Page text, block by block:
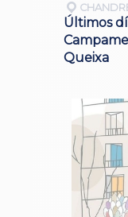
Últimos
Queixa